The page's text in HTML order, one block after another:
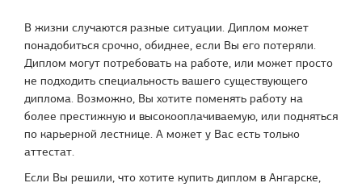
В жизни случаются разные ситуации. Диплом может
понадобиться срочно, обиднее, если Вы его потеряли.
Диплом могут потребовать на работе, или может просто
не подходить специальность вашего существующего
диплома. Возможно, Вы хотите поменять работу на
более престижную и высокооплачиваемую, или подняться
по карьерной лестнице. А может у Вас есть только
аттестат.
Если Вы решили, что хотите купить диплом в Ангарске,